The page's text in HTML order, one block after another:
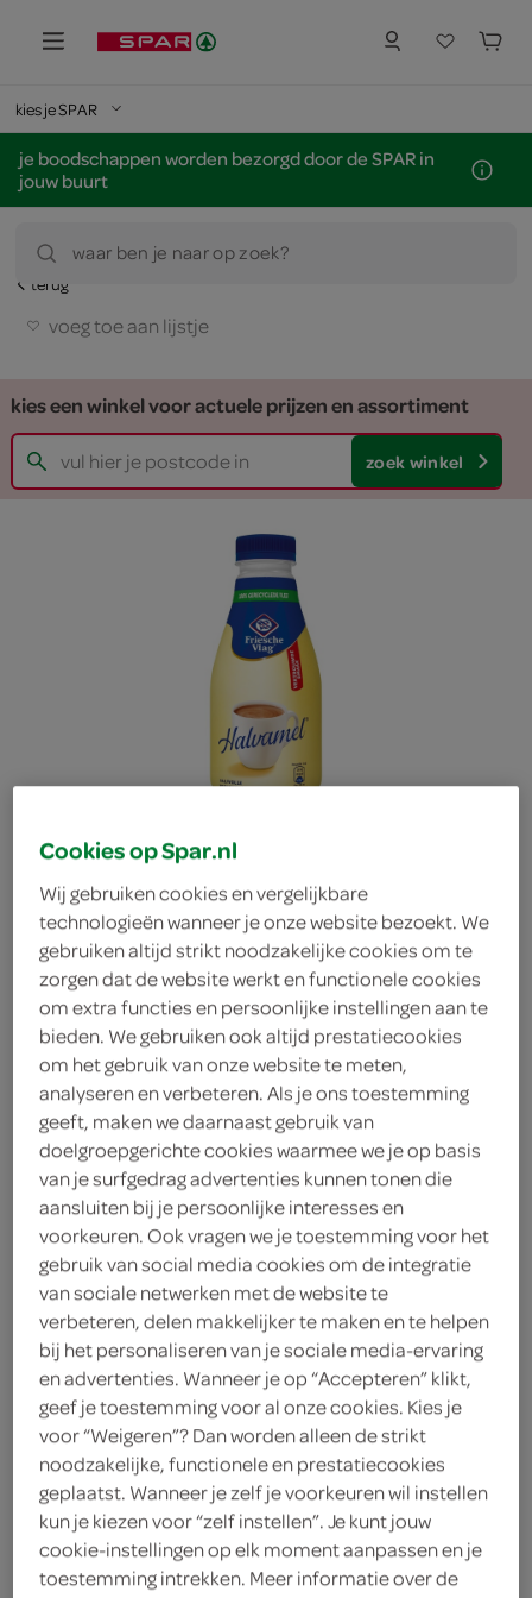
kies je SPAR
je boodschappen worden bezorgd door de SPAR in
jouw buurt
waar ben je naar op zoek?
terug
voeg toe aan lijstje
kies een winkel voor actuele prijzen en assortiment
zoek winkel
Friesche Vlag koffiemelk
halvamel
Friesche Vlag
1.
79
300 Milliliter
Let op: aanbiedingen zijn niet zichtbaar bij de
producten, maar worden wél automatisch
verwerkt in de winkelmand.
maak meer van je koffie met Friesche Vlag
een milde, halfvolle koffiemelk die je koffie
verzacht
Cookies op Spar.nl
Wij gebruiken cookies en vergelijkbare
technologieën wanneer je onze website bezoekt. We
gebruiken altijd strikt noodzakelijke cookies om te
zorgen dat de website werkt en functionele cookies
om extra functies en persoonlijke instellingen aan te
bieden. We gebruiken ook altijd prestatiecookies
om het gebruik van onze website te meten,
analyseren en verbeteren. Als je ons toestemming
geeft, maken we daarnaast gebruik van
doelgroepgerichte cookies waarmee we je op basis
van je surfgedrag advertenties kunnen tonen die
aansluiten bij je persoonlijke interesses en
voorkeuren. Ook vragen we je toestemming voor het
gebruik van social media cookies om de integratie
van sociale netwerken met de website te
verbeteren, delen makkelijker te maken en te helpen
bij het personaliseren van je sociale media-ervaring
en advertenties. Wanneer je op “Accepteren” klikt,
geef je toestemming voor al onze cookies. Kies je
voor “Weigeren”? Dan worden alleen de strikt
noodzakelijke, functionele en prestatiecookies
geplaatst. Wanneer je zelf je voorkeuren wil instellen
kun je kiezen voor “zelf instellen”. Je kunt jouw
cookie-instellingen op elk moment aanpassen en je
toestemming intrekken. Meer informatie over de